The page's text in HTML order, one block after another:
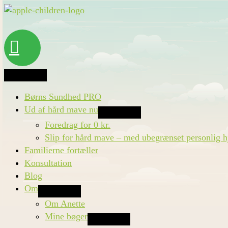
Gå
indholdet
Søg
Børns Sundhed PRO
Ud af hård mave nu
Foredrag for 0 kr.
Slip for hård mave – med ubegrænset personlig
Familierne fortæller
Konsultation
Blog
Om
Om Anette
Mine bøger